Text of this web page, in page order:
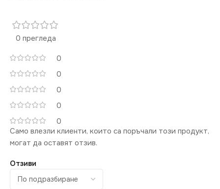
IP20
ТИП РЕЛСОВА
СИСТЕМА
0 прегледа
0
0
0
0
0
Отзиви
Само влезли клиенти, които са поръчали този продукт,
могат да оставят отзив.